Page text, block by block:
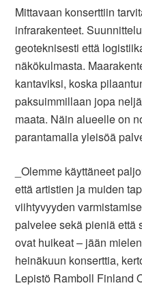
Mittavaan konserttiin
infrarakenteet.
geoteknisesti että
näkökulmasta.
kantaviksi, koska
paksuimmillaan jopa
maata. Näin alueelle on
parantamalla yleisöä
_Olemme käyttäneet
että artistien ja muiden
viihtyvyyden
palvelee sekä pieniä että
ovat huikeat – jään
heinäkuun konserttia,
Lepistö Ramboll Finland